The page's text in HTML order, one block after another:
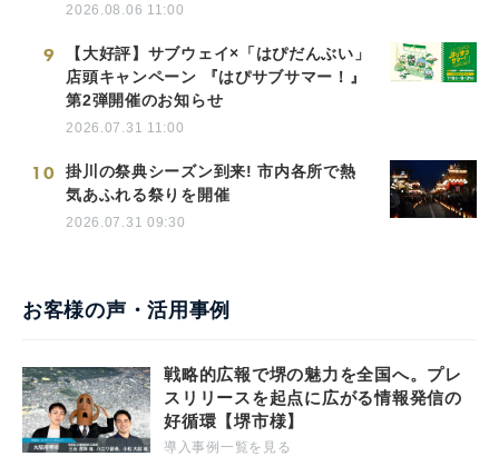
2026.08.06 11:00
9
【大好評】サブウェイ×「はぴだんぶい」
店頭キャンペーン 『はぴサブサマー！』
第2弾開催のお知らせ
2026.07.31 11:00
10
掛川の祭典シーズン到来! 市内各所で熱
気あふれる祭りを開催
2026.07.31 09:30
お客様の声・活用事例
戦略的広報で堺の魅力を全国へ。プレ
スリリースを起点に広がる情報発信の
好循環【堺市様】
導入事例一覧を見る